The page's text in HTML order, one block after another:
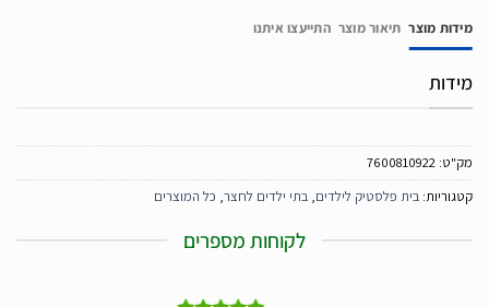
מידות מוצר תיאור מוצר התייעצו איתנו
מידות
מק"ט: 7600810922
קטגוריות: בית פלסטיק לילדים, בתי ילדים לחצר, כל המוצרים
לקוחות מספרים